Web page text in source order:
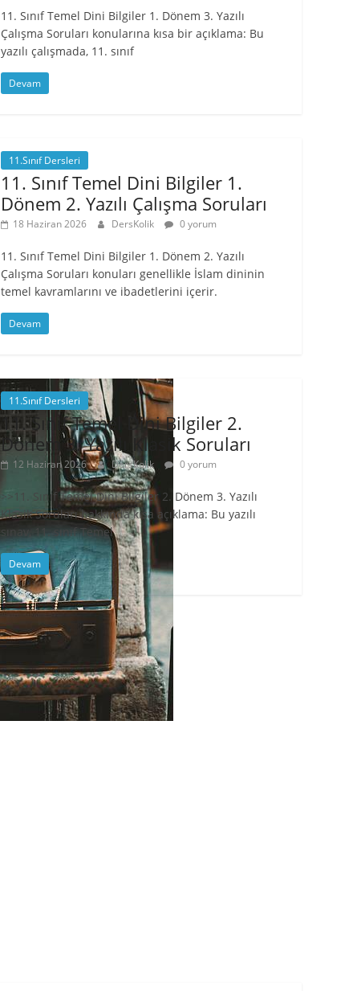
11. Sınıf Temel Dini Bilgiler 1. Dönem 3. Yazılı
Çalışma Soruları konularına kısa bir açıklama: Bu
yazılı çalışmada, 11. sınıf
Devam
11.Sınıf Dersleri
11. Sınıf Temel Dini Bilgiler 1.
Dönem 2. Yazılı Çalışma Soruları
18 Haziran 2026 DersKolik 0 yorum
11. Sınıf Temel Dini Bilgiler 1. Dönem 2. Yazılı
Çalışma Soruları konuları genellikle İslam dininin
temel kavramlarını ve ibadetlerini içerir.
Devam
11.Sınıf Dersleri
11. Sınıf Temel Dini Bilgiler 2.
Dönem 3. Yazılı Klasik Soruları
12 Haziran 2026 DersKolik 0 yorum
>>11. Sınıf Temel Dini Bilgiler 2. Dönem 3. Yazılı
Klasik Soruları hakkında kısa açıklama: Bu yazılı
sınav, 11. sınıf Temel
Devam